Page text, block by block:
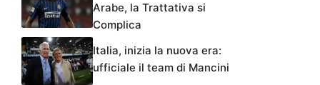
Arabe, la Trattativa si
Complica
Italia, inizia la nuova era:
ufficiale il team di Mancini